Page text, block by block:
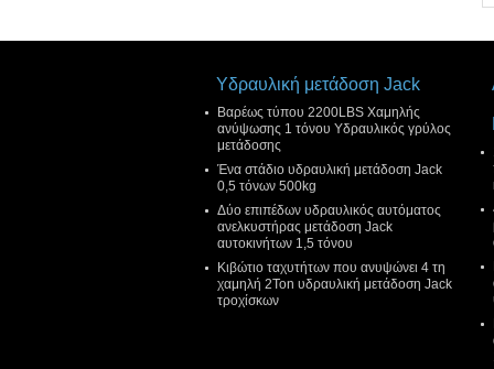
Υδραυλική μετάδοση Jack
Βαρέως τύπου 2200LBS Χαμηλής
ανύψωσης 1 τόνου Υδραυλικός γρύλος
μετάδοσης
Ένα στάδιο υδραυλική μετάδοση Jack
0,5 τόνων 500kg
Δύο επιπέδων υδραυλικός αυτόματος
ανελκυστήρας μετάδοση Jack
αυτοκινήτων 1,5 τόνου
Κιβώτιο ταχυτήτων που ανυψώνει 4 τη
χαμηλή 2Ton υδραυλική μετάδοση Jack
τροχίσκων